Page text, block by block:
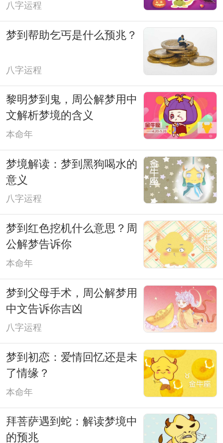
八字运程
梦到帮助乞丐是什么预兆？
八字运程
黎明梦到鬼，周公解梦用中
文解析梦境的含义
本命年
梦境解读：梦到黑狗喝水的
意义
八字运程
梦到红色挖机什么意思？周
公解梦告诉你
本命年
梦到父母手术，周公解梦用
中文告诉你吉凶
八字运程
梦到初恋：爱情回忆还是未
了情缘？
本命年
拜菩萨遇到蛇：解读梦境中
的预兆